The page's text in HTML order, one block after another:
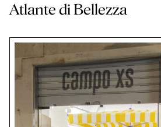
Atlante di Bellezza